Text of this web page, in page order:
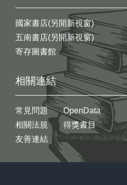
國家書店(另開新視窗)
五南書店(另開新視窗)
寄存圖書館
相關連結
常見問題
相關法規
友善連結
OpenData
得獎書目